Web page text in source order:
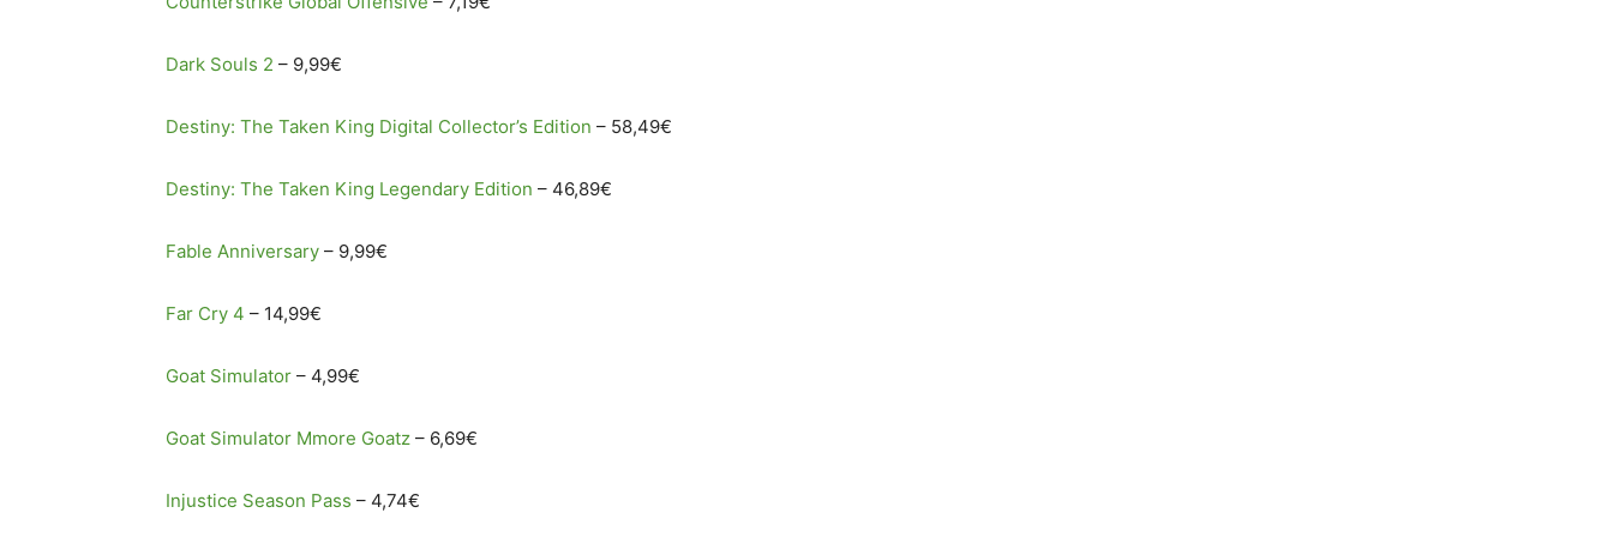
Dark Souls 2 – 9,99€
Destiny: The Taken King Digital Collector’s Edition – 58,49€
Destiny: The Taken King Legendary Edition – 46,89€
Fable Anniversary – 9,99€
Far Cry 4 – 14,99€
Goat Simulator – 4,99€
Goat Simulator Mmore Goatz – 6,69€
Injustice Season Pass – 4,74€